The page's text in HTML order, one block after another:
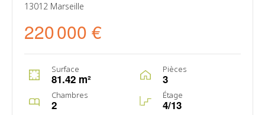
13012 Marseille
220 000 €
Surface
81.42 m²
Pièces
3
Chambres
2
Étage
4/13